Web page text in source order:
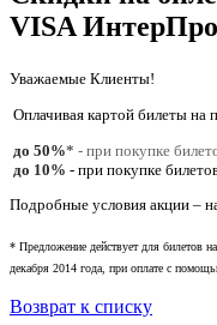
VISA
Уважаемые Клиенты!
Оплачивая картой билеты на
до 50%* - при покупке
до 10% - при покупке
Подробные условия акции –
* Предложение действует для билетов
декабря 2014 года, при оплате с
Возврат к списку